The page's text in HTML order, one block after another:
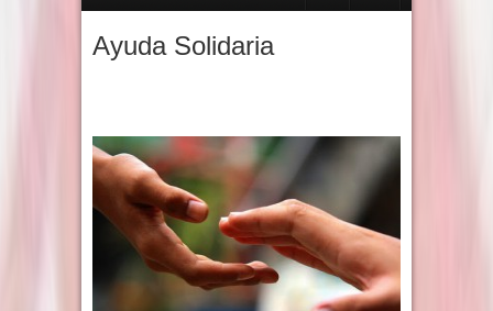
Ayuda Solidaria